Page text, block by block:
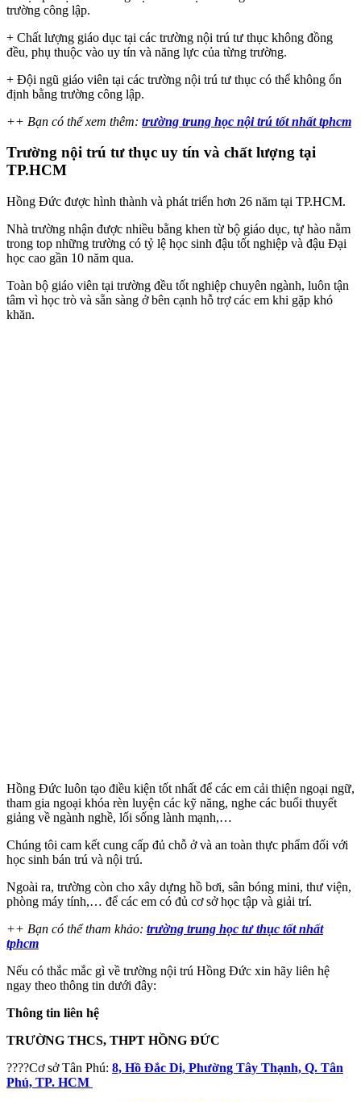
trường công lập.
+ Chất lượng giáo dục tại các trường nội trú tư thục không đồng
đều, phụ thuộc vào uy tín và năng lực của từng trường.
+ Đội ngũ giáo viên tại các trường nội trú tư thục có thể không ổn
định bằng trường công lập.
++ Bạn có thể xem thêm: trường trung học nội trú tốt nhất tphcm
Trường nội trú tư thục uy tín và chất lượng tại
TP.HCM
Hồng Đức được hình thành và phát triển hơn 26 năm tại TP.HCM.
Nhà trường nhận được nhiều bằng khen từ bộ giáo dục, tự hào nằm
trong top những trường có tỷ lệ học sinh đậu tốt nghiệp và đậu Đại
học cao gần 10 năm qua.
Toàn bộ giáo viên tại trường đều tốt nghiệp chuyên ngành, luôn tận
tâm vì học trò và sẵn sàng ở bên cạnh hỗ trợ các em khi gặp khó
khăn.
Hồng Đức luôn tạo điều kiện tốt nhất để các em cải thiện ngoại ngữ,
tham gia ngoại khóa rèn luyện các kỹ năng, nghe các buổi thuyết
giảng về ngành nghề, lối sống lành mạnh,…
Chúng tôi cam kết cung cấp đủ chỗ ở và an toàn thực phẩm đối với
học sinh bán trú và nội trú.
Ngoài ra, trường còn cho xây dựng hồ bơi, sân bóng mini, thư viện,
phòng máy tính,… để các em có đủ cơ sở học tập và giải trí.
++ Bạn có thể tham khảo: trường trung học tư thục tốt nhất
tphcm
Nếu có thắc mắc gì về trường nội trú Hồng Đức xin hãy liên hệ
ngay theo thông tin dưới đây:
Thông tin liên hệ
TRƯỜNG THCS, THPT HỒNG ĐỨC
????Cơ sở Tân Phú: 8, Hồ Đắc Di, Phường Tây Thạnh, Q. Tân
Phú, TP. HCM